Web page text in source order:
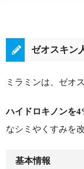
ゼオスキン
ミラミンは、ゼオ
ハイドロキノンを
なシミやくすみを
基本情報